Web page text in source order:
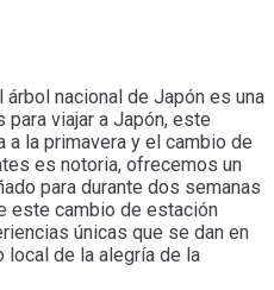
nacional de Japón es una
viajar a Japón, este
a la primavera y el cambio de
es notoria, ofrecemos un
para durante dos semanas
este cambio de estación
únicas que se dan en
local de la alegría de la